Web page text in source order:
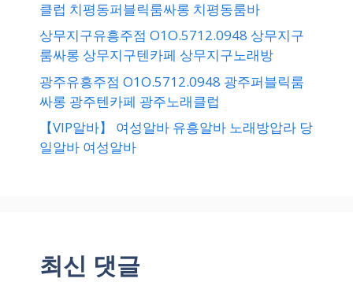
클럽 치평동퍼블릭룸싸롱 치평동룸바
상무지구유흥주점 O1O.5712.0948 상무지구
룸싸롱 상무지구텐카페 상무지구노래방
광주유흥주점 O1O.5712.0948 광주퍼블릭룸
싸롱 광주텐카페 광주노래클럽
【VIP알바】 여성알바 유흥알바 노래방압라 당
일알바 여성알바
최신 댓글